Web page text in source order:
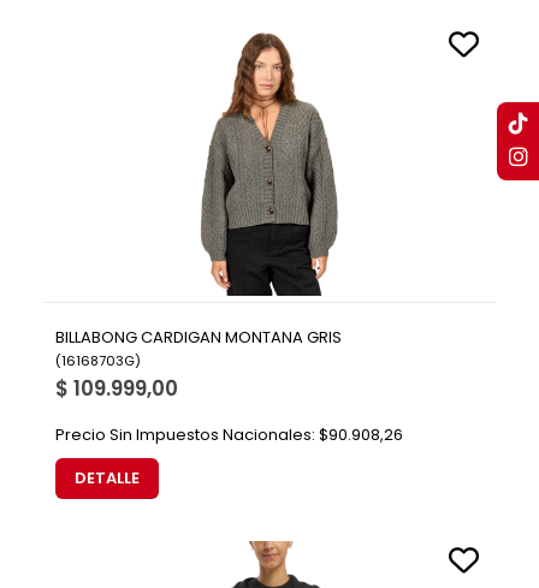
BILLABONG CARDIGAN MONTANA GRIS
(16168703G)
$ 109.999,00
Precio Sin Impuestos Nacionales: $90.908,26
DETALLE